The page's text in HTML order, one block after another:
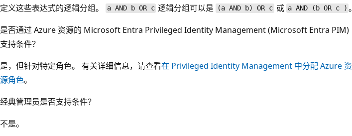
定义这些表达式的逻辑分组。
a AND b OR c 逻辑分组可以是 (a AND b) OR c 或 a AND (b OR c ) 。
是否通过 Azure 资源的 Microsoft Entra Privileged Identity Management (Microsoft Entra PIM)
支持条件？
是，但针对特定角色。 有关详细信息，请查看在 Privileged Identity Management 中分配 Azure 资
源角色。
经典管理员是否支持条件？
不是。